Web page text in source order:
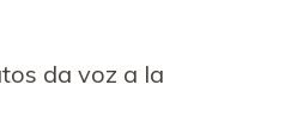
da voz a la